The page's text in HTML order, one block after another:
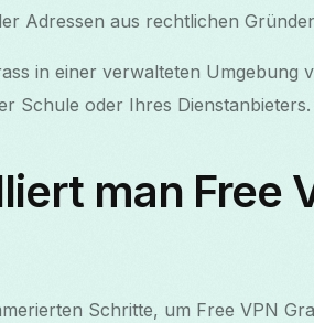
Adressen aus rechtlichen
in einer verwalteten Umgebung
Schule oder Ihres Dienstanbieters.
man Free
Schritte, um Free VPN